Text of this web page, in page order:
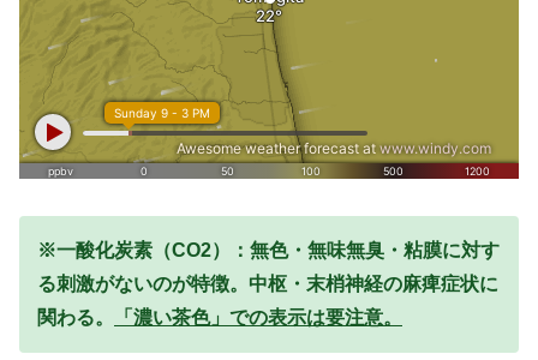
※一酸化炭素（CO2）：無色・無味無臭・粘膜に対す
る刺激がないのが特徴。中枢・末梢神経の麻痺症状に
関わる。
「濃い茶色」での表示は要注意。